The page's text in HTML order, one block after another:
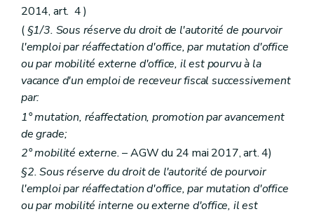
Art. 455
Art. 456
Section II (...– AGW du 27 mars 2009, art. 181 )
Art. 457
Art. 458
Art. 459
Art. 461
Section III La semaine volontaire de quatre jours
Art. 463
Art. 464
Art. 465
Art. 466
Art. 467
2014, art. 4 )
(§1/3. Sous réserve du droit de l'autorité de pourvoir
l'emploi par réaffectation d'office, par mutation d'office
ou par mobilité externe d'office, il est pourvu à la
vacance d'un emploi de receveur fiscal successivement
par:
1° mutation, réaffectation, promotion par avancement
de grade;
2° mobilité externe.– AGW du 24 mai 2017, art. 4)
§2. Sous réserve du droit de l'autorité de pourvoir
l'emploi par réaffectation d'office, par mutation d'office
ou par mobilité interne ou externe d'office, il est